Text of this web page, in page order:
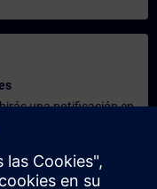
una notificación en